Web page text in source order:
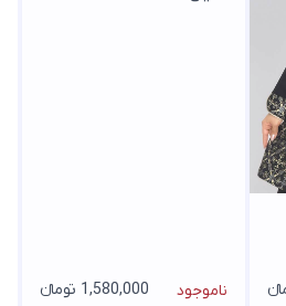
ناموجود 1,580,000 تومانء